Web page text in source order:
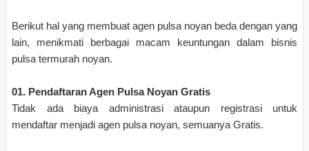
Berikut hal yang membuat agen pulsa noyan beda dengan yang
lain, menikmati berbagai macam keuntungan dalam bisnis
pulsa termurah noyan.
01. Pendaftaran Agen Pulsa Noyan Gratis
Tidak ada biaya administrasi ataupun registrasi untuk
mendaftar menjadi agen pulsa noyan, semuanya Gratis.